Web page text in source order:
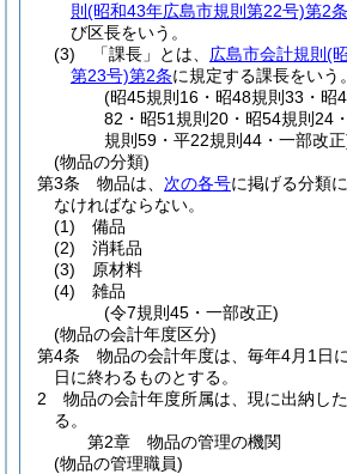
則 (昭和43年広島市規則第22号)第2条
び区長をいう。
(3)
「課長」とは、 広島市会計規則 (
第23号)第2条に規定する課長をいう。
(昭45規則16・昭48規則33・昭
82・昭51規則20・昭54規則24
規則59・平22規則44・一部改
(物品の分類)
第3条
物品は、 次の各号に掲げる分類
なければならない。
(1)
備品
(2)
消耗品
(3)
原材料
(4)
雑品
(令7規則45・一部改正)
(物品の会計年度区分)
第4条
物品の会計年度は、毎年4月1日
日に終わるものとする。
2
物品の会計年度所属は、現に出納し
る。
第2章
物品の管理の機関
(物品の管理職員)